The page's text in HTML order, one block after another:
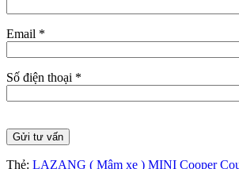
Email *
Số điện thoại *
Thẻ: LAZANG ( Mâm xe ) MINI Cooper